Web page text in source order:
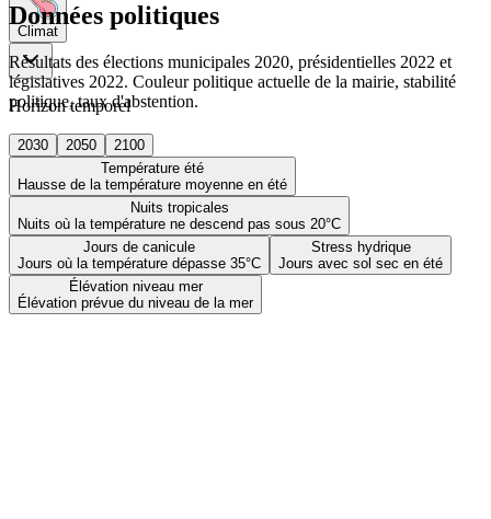
Climat
Horizon temporel
2030 2050
2100
Température été
Hausse de la température moyenne en été
Nuits tropicales
Nuits où la température ne descend pas sous 20°C
Jours de canicule
Jours où la température dépasse 35°C
Stress hydrique
Jours avec sol sec en été
Élévation niveau mer
Élévation prévue du niveau de la mer
Données politiques
Résultats des élections municipales 2020, présidentielles 2022 et
législatives 2022. Couleur politique actuelle de la mairie, stabilité
politique, taux d'abstention.